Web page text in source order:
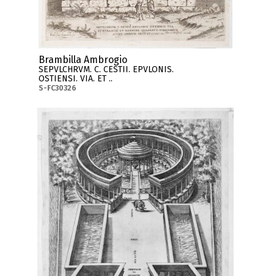
Brambilla Ambrogio
SEPVLCHRVM. C. CESTII. EPVLONIS.
OSTIENSI. VIA. ET ..
S-FC30326